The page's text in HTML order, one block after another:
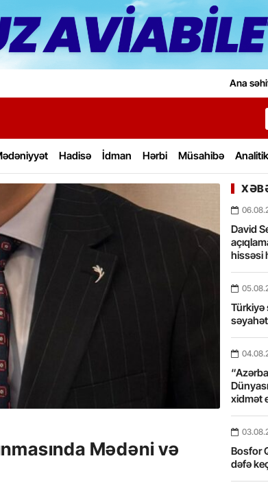
Ana
Hadisə İdman Hərbi Müsahibə
Mədəni və
David
hissəsi
Türkiyə
xidmət
Bosfor
dəfə